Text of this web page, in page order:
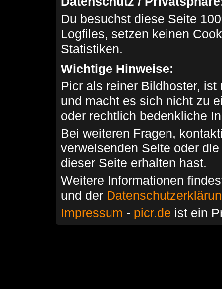
Du besuchst diese Seite
Logfiles, setzen keinen
Statistiken.
Wichtige Hinweise:
Picr als reiner Bildhoster,
und macht es sich nicht zu
oder rechtlich bedenkliche
Bei weiteren Fragen,
verweisenden Seite oder
dieser Seite erhalten hast.
Weitere Informationen
und der
Impressum - picr.de ist ein